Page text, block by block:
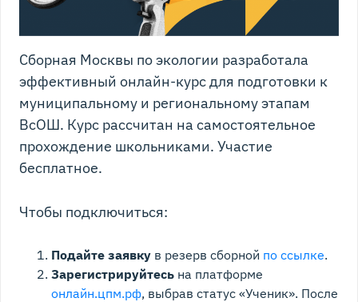
Сборная Москвы по экологии разработала
эффективный онлайн-курс для подготовки к
муниципальному и региональному этапам
ВсОШ. Курс рассчитан на самостоятельное
прохождение школьниками. Участие
бесплатное.
Чтобы подключиться:
Подайте заявку в резерв сборной по ссылке.
Зарегистрируйтесь на платформе
онлайн.цпм.рф, выбрав статус «Ученик». После